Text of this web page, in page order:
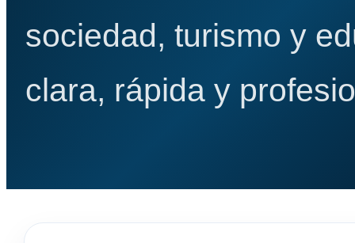
sociedad, turismo y
clara, rápida y